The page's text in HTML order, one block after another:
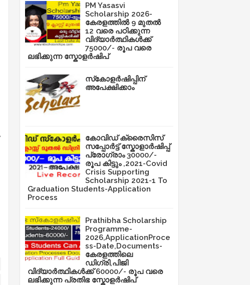
PM Yasasvi
Scholarship 2026-
കേരളത്തിൽ 9 മുതൽ
12 വരെ പഠിക്കുന്ന
വിദ്യാർത്ഥികൾക്ക്
75000/- രൂപ വരെ
ലഭിക്കുന്ന സ്കോളർഷിപ്
സ്‌കോളർഷിപ്പിന്
അപേക്ഷിക്കാം
കോവിഡ് ക്രൈസിസ്
സപ്പോർട്ട് സ്കോളാർഷിപ്പ്
പ്രോഗ്രാം 30000/-
രൂപ കിട്ടും ,2021-Covid
Crisis Supporting
Scholarship 2021-1 To
Graduation Students-Application
Process
Prathibha Scholarship
Programme-
2026,ApplicationProce
ss-Date,Documents-
കേരളത്തിലെ
ഡിഗ്രി,പിജി
വിദ്യാർത്ഥികൾക്ക് 60000/- രൂപ വരെ
ലഭിക്കുന്ന പ്രതിഭ സ്കോളർഷിപ്